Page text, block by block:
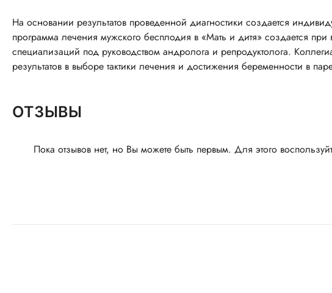
На основании результатов проведенной диагностики создается
программа лечения мужского бесплодия в «Мать и дитя» создается
специализаций под руководством андролога и репродуктолога.
результатов в выборе тактики лечения и достижения беременности в
ОТЗЫВЫ
Пока отзывов нет, но Вы можете быть первым. Для этого